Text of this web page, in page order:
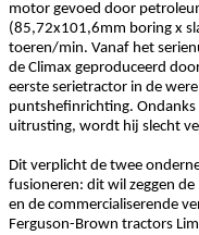
motor gevoed door
(85,72x101,6mm boring x
toeren/min. Vanaf het
de Climax geproduceerd
eerste serietractor in de
puntshefinrichting.
uitrusting, wordt hij slecht
Dit verplicht de twee
fusioneren: dit wil zeggen
en de commercialiserende
Ferguson-Brown tractors